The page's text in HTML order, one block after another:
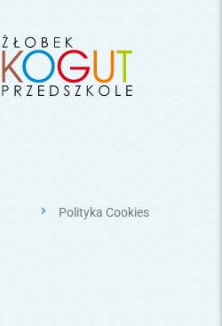
Polityka Cookies